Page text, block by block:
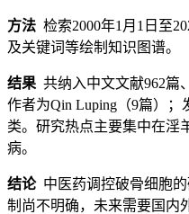
方法 检索2000年1月1日至
及关键词等绘制知识图谱。
结果 共纳入中文文献962篇
作者为Qin Luping（9篇）
类。研究热点主要集中在淫
病。
结论中医药调控破骨细胞的
制尚不明确，未来需要国内